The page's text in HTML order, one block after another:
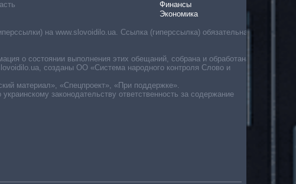
Финансы
Экономика
на www.slovoidilo.ua. Ссылка (гиперссылка) обязательна
о состоянии выполнения этих обещаний, собрана и обработана
созданы ОО «Система народного контроля Слово и
материал», «Спецпроект», «При поддержке».
законодательству ответственность за содержание